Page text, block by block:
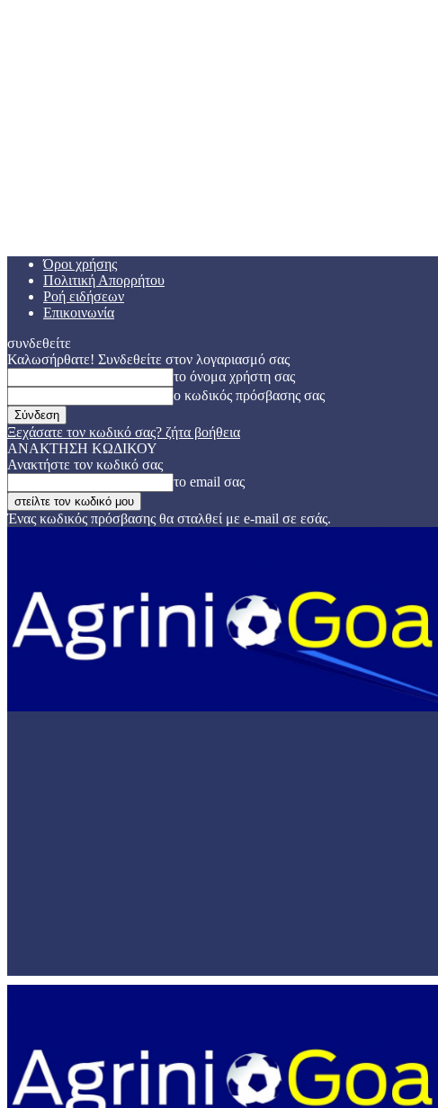
Όροι χρήσης
Πολιτική Απορρήτου
Ροή ειδήσεων
Επικοινωνία
συνδεθείτε
Καλωσήρθατε! Συνδεθείτε στον λογαριασμό σας
το όνομα χρήστη σας
ο κωδικός πρόσβασης σας
Ξεχάσατε τον κωδικό σας? ζήτα βοήθεια
ΑΝΑΚΤΗΣΗ ΚΩΔΙΚΟΥ
Ανακτήστε τον κωδικό σας
το email σας
Ένας κωδικός πρόσβασης θα σταλθεί με e-mail σε εσάς.